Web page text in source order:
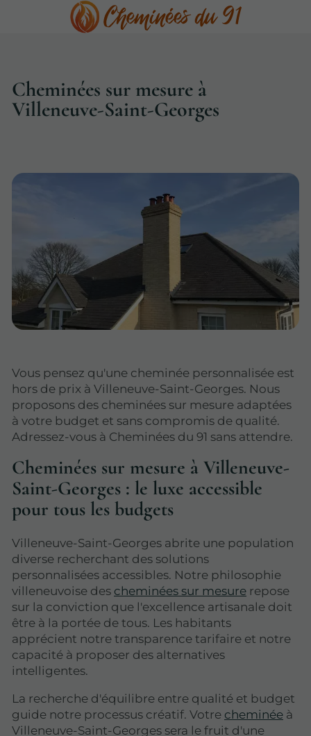
Cheminées sur mesure à
Villeneuve-Saint-Georges
Vous pensez qu'une cheminée personnalisée est
hors de prix à Villeneuve-Saint-Georges. Nous
proposons des cheminées sur mesure adaptées
à votre budget et sans compromis de qualité.
Adressez-vous à Cheminées du 91 sans attendre.
Cheminées sur mesure à Villeneuve-
Saint-Georges : le luxe accessible
pour tous les budgets
Villeneuve-Saint-Georges abrite une population
diverse recherchant des solutions
personnalisées accessibles. Notre philosophie
villeneuvoise des cheminées sur mesure repose
sur la conviction que l'excellence artisanale doit
être à la portée de tous. Les habitants
apprécient notre transparence tarifaire et notre
capacité à proposer des alternatives
intelligentes.
La recherche d'équilibre entre qualité et budget
guide notre processus créatif. Votre cheminée à
Villeneuve-Saint-Georges sera le fruit d'une